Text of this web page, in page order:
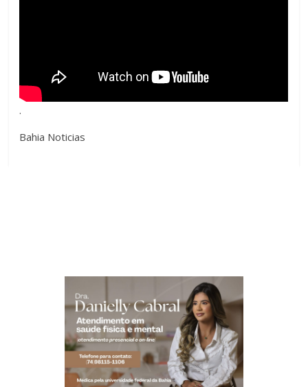
.
Bahia Noticias